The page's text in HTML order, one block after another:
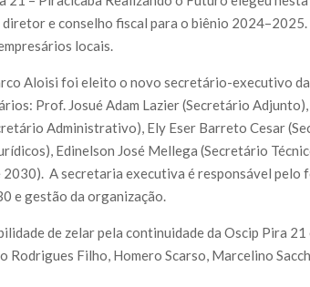
e conselho fiscal para o biênio 2024–2025.
locais.
Aloisi foi eleito o novo secretário-executivo
Prof. Josué Adam Lazier (Secretário
Administrativo), Ely Eser Barreto Cesar
Edinelson José Mellega (Secretário
A secretaria executiva é responsável pelo
e gestão da organização.
de zelar pela continuidade da Oscip Pira
Rodrigues Filho, Homero Scarso, Marcelino